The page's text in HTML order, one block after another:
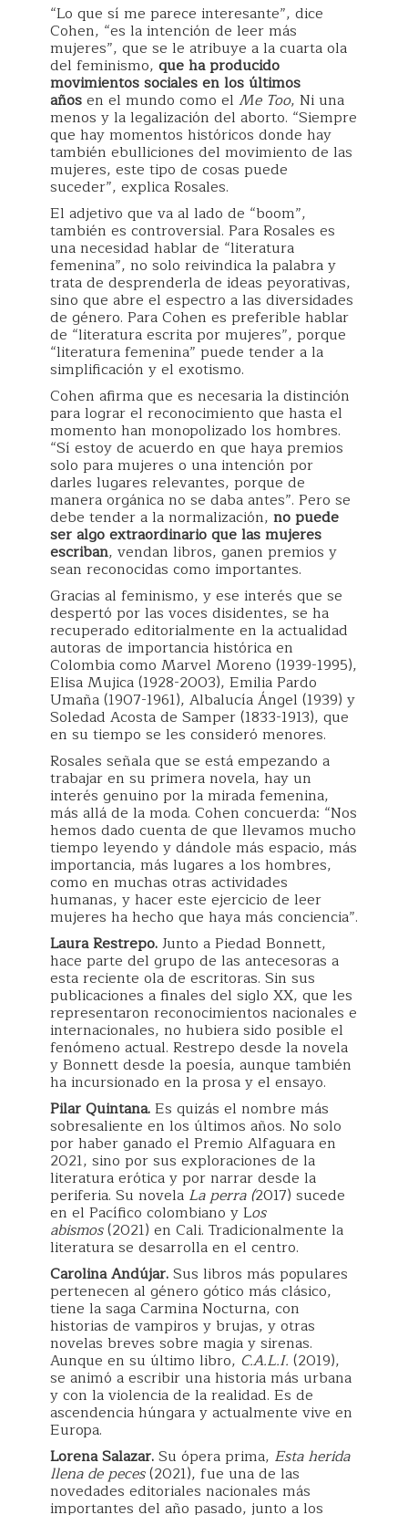
“Lo que sí me parece interesante”, dice
Cohen, “es la intención de leer más
mujeres”, que se le atribuye a la cuarta ola
del feminismo, que ha producido
movimientos sociales en los últimos
añosen el mundo como el Me Too, Ni una
menos y la legalización del aborto. “Siempre
que hay momentos históricos donde hay
también ebulliciones del movimiento de las
mujeres, este tipo de cosas puede
suceder”, explica Rosales.
El adjetivo que va al lado de “boom”,
también es controversial. Para Rosales es
una necesidad hablar de “literatura
femenina”, no solo reivindica la palabra y
trata de desprenderla de ideas peyorativas,
sino que abre el espectro a las diversidades
de género. Para Cohen es preferible hablar
de “literatura escrita por mujeres”, porque
“literatura femenina” puede tender a la
simplificación y el exotismo.
Cohen afirma que es necesaria la distinción
para lograr el reconocimiento que hasta el
momento han monopolizado los hombres.
“Sí estoy de acuerdo en que haya premios
solo para mujeres o una intención por
darles lugares relevantes, porque de
manera orgánica no se daba antes”. Pero se
debe tender a la normalización, no puede
ser algo extraordinario que las mujeres
escriban, vendan libros, ganen premios y
sean reconocidas como importantes.
Gracias al feminismo, y ese interés que se
despertó por las voces disidentes, se ha
recuperado editorialmente en la actualidad
autoras de importancia histórica en
Colombia como Marvel Moreno (1939-1995),
Elisa Mujica (1928-2003), Emilia Pardo
Umaña (1907-1961), Albalucía Ángel (1939) y
Soledad Acosta de Samper (1833-1913), que
en su tiempo se les consideró menores.
Rosales señala que se está empezando a
trabajar en su primera novela, hay un
interés genuino por la mirada femenina,
más allá de la moda. Cohen concuerda: “Nos
hemos dado cuenta de que llevamos mucho
tiempo leyendo y dándole más espacio, más
importancia, más lugares a los hombres,
como en muchas otras actividades
humanas, y hacer este ejercicio de leer
mujeres ha hecho que haya más conciencia”.
Laura Restrepo.Junto a Piedad Bonnett,
hace parte del grupo de las antecesoras a
esta reciente ola de escritoras. Sin sus
publicaciones a finales del siglo XX, que les
representaron reconocimientos nacionales e
internacionales, no hubiera sido posible el
fenómeno actual. Restrepo desde la novela
y Bonnett desde la poesía, aunque también
ha incursionado en la prosa y el ensayo.
Pilar Quintana.Es quizás el nombre más
sobresaliente en los últimos años. No solo
por haber ganado el Premio Alfaguara en
2021, sino por sus exploraciones de la
literatura erótica y por narrar desde la
periferia. Su novela La perra (2017) sucede
en el Pacífico colombiano y Los
abismos(2021) en Cali. Tradicionalmente la
literatura se desarrolla en el centro.
Carolina Andújar.Sus libros más populares
pertenecen al género gótico más clásico,
tiene la saga Carmina Nocturna, con
historias de vampiros y brujas, y otras
novelas breves sobre magia y sirenas.
Aunque en su último libro, C.A.L.I. (2019),
se animó a escribir una historia más urbana
y con la violencia de la realidad. Es de
ascendencia húngara y actualmente vive en
Europa.
Lorena Salazar.Su ópera prima, Esta herida
llena de peces(2021), fue una de las
novedades editoriales nacionales más
importantes del año pasado, junto a los